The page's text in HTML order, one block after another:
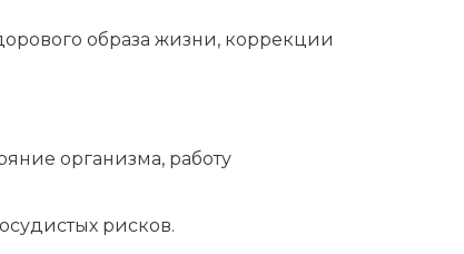
образа жизни, коррекции
организма, работу
рисков.